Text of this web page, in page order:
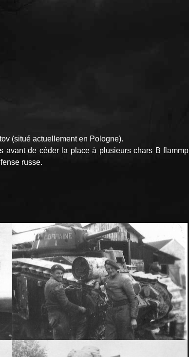
(situé actuellement en Pologne).
de céder la place à plusieurs chars B
russe.